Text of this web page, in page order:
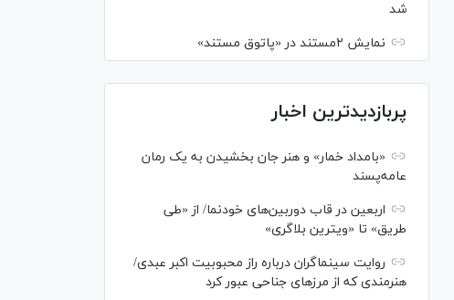
شد
نمایش ۲مستند در «پاتوق مستند»
پربازدیدترین اخبار
«بامداد خمار» و هنر جان بخشیدن به یک رمان
عامه‌پسند
اربعین در قاب دوربین‌های خودنما/ از «طی
طریق» تا «ویترین بلاگری»
روایت سینماگران درباره راز محبوبیت اکبر عبدی/
هنرمندی که از مرزهای جناحی عبور کرد